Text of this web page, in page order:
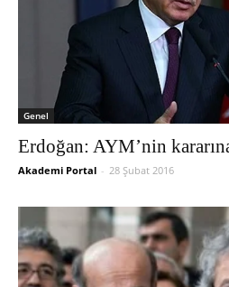
Genel
Erdoğan: AYM’nin
Akademi Portal - 28 Şubat 2016